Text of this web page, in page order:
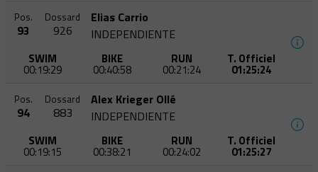
Pos.
93
Dossard
926
Elias Carrio
INDEPENDIENTE
SWIM
00:19:29
BIKE
00:40:58
RUN
00:21:24
T. Officiel
01:25:24
Pos.
94
Dossard
883
Alex Krieger Ollé
INDEPENDIENTE
SWIM
00:19:15
BIKE
00:38:21
RUN
00:24:02
T. Officiel
01:25:27